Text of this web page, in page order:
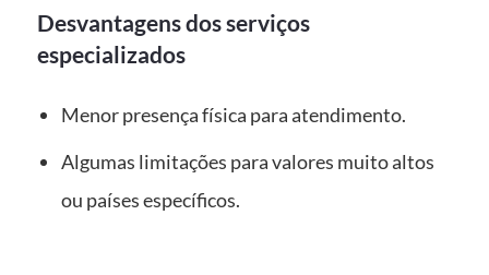
Desvantagens dos serviços
especializados
Menor presença física para atendimento.
Algumas limitações para valores muito altos
ou países específicos.